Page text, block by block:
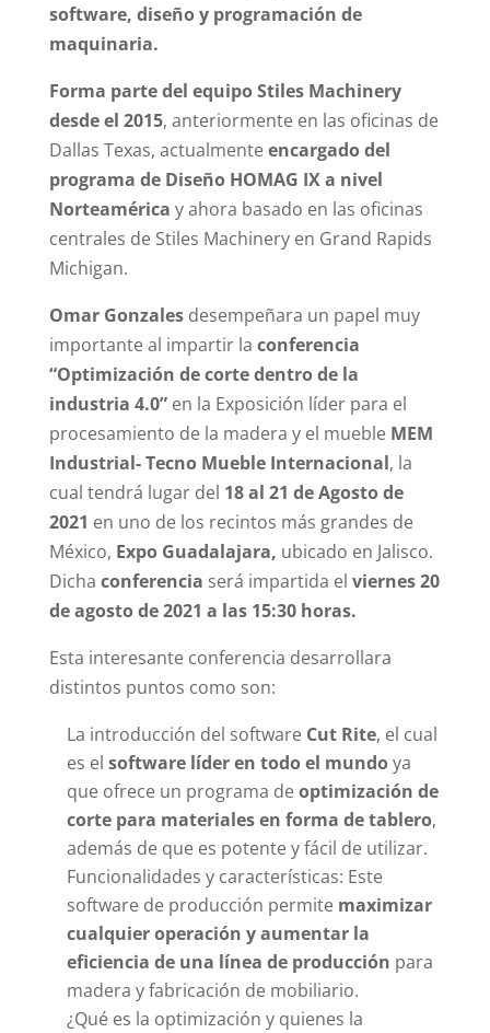
software, diseño y programación de
maquinaria.
Forma parte del equipo Stiles Machinery
desde el 2015, anteriormente en las oficinas de
Dallas Texas, actualmenteencargado del
programa de Diseño HOMAG IX a nivel
Norteamérica y ahora basado en las oficinas
centrales de Stiles Machinery en Grand Rapids
Michigan.
Omar Gonzalesdesempeñara un papel muy
importante al impartir la conferencia
“Optimización de corte dentro de la
industria 4.0”en la Exposición líder para el
procesamiento de la madera y el mueble MEM
Industrial- Tecno Mueble Internacional, la
cual tendrá lugar del 18 al 21 de Agosto de
2021 en uno de los recintos más grandes de
México, Expo Guadalajara, ubicado en Jalisco.
Dicha conferencia será impartida el viernes 20
de agosto de 2021 a las 15:30 horas.
Esta interesante conferencia desarrollara
distintos puntos como son:
La introducción del software Cut Rite, el cual
es el software líder en todo el mundoya
que ofrece un programa deoptimización de
corte para materiales en forma de tablero,
además de que es potente y fácil de utilizar.
Funcionalidades y características: Este
software de producción permite maximizar
cualquier operación y aumentar la
eficiencia de una línea de producción para
madera y fabricación de mobiliario.
¿Qué es la optimización y quienes la